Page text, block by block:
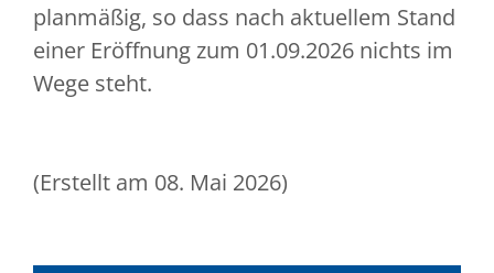
planmäßig, so dass nach aktuellem Stand
einer Eröffnung zum 01.09.2026 nichts im
Wege steht.
(Erstellt am 08. Mai 2026)